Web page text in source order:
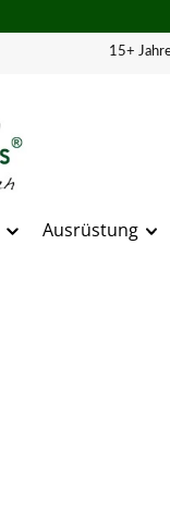
15+
Ausrüstung